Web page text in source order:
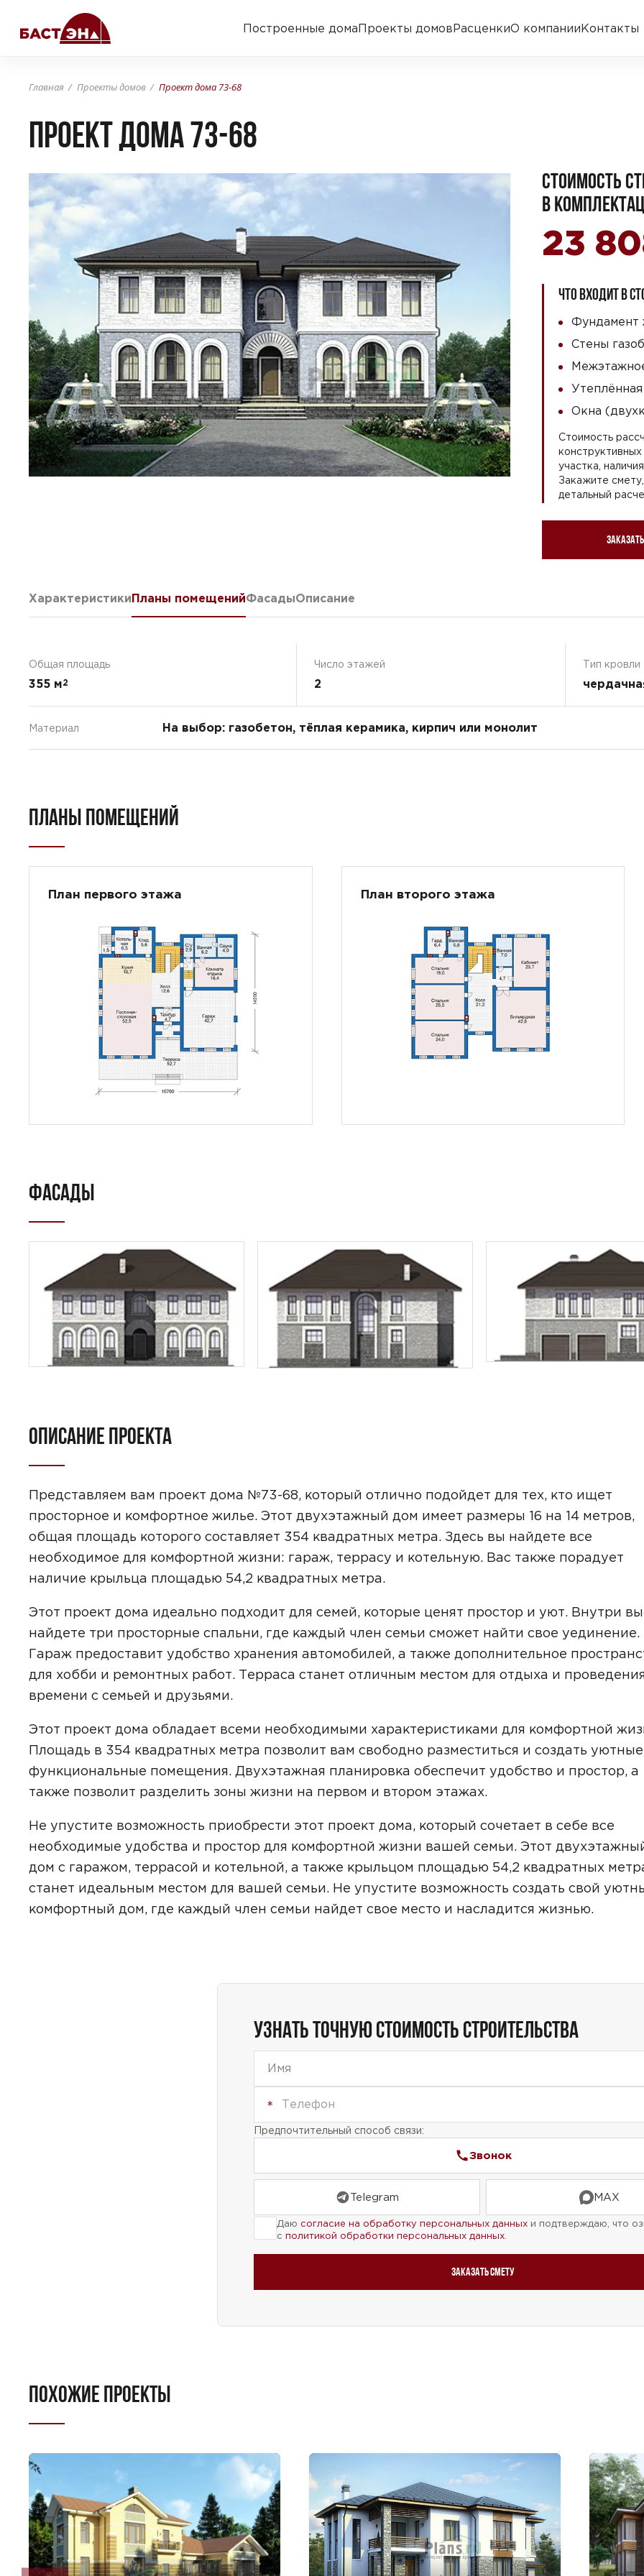
Построенные домаПроекты домовРасценкиО компанииКонтакты
Главная Проекты домов Проект дома 73-68
Проект дома 73-68
СТОИМОСТЬ
В
23
ЧТО ВХОДИТ В
Фундамент
Стены
Окна
Стоимость
участка,
Закажите
детальный
ХарактеристикиПланы помещенийФасадыОписание
Общая площадь
355 м2
Число этажей
2
Тип кровли
Материал На выбор: газобетон, тёплая керамика, кирпич или монолит
ПЛАНЫ ПОМЕЩЕНИЙ
План первого этажа План второго этажа
ФАСАДЫ
ОПИСАНИЕ ПРОЕКТА
Представляем вам проект дома №73-68, который отлично подойдет для тех, кто ищет
просторное и комфортное жилье. Этот двухэтажный дом имеет размеры 16 на 14 метров,
общая площадь которого составляет 354 квадратных метра. Здесь вы найдете все
необходимое для комфортной жизни: гараж, террасу и котельную. Вас также порадует
наличие крыльца площадью 54,2 квадратных метра.
Этот проект дома идеально подходит для семей, которые ценят простор и уют. Внутри вы
найдете три просторные спальни, где каждый член семьи сможет найти свое уединение.
Гараж предоставит удобство хранения автомобилей, а также дополнительное
для хобби и ремонтных работ. Терраса станет отличным местом для отдыха и
времени с семьей и друзьями.
Этот проект дома обладает всеми необходимыми характеристиками для комфортной
Площадь в 354 квадратных метра позволит вам свободно разместиться и создать
функциональные помещения. Двухэтажная планировка обеспечит удобство и простор, а
также позволит разделить зоны жизни на первом и втором этажах.
Не упустите возможность приобрести этот проект дома, который сочетает в себе все
необходимые удобства и простор для комфортной жизни вашей семьи. Этот
дом с гаражом, террасой и котельной, а также крыльцом площадью 54,2 квадратных
станет идеальным местом для вашей семьи. Не упустите возможность создать свой
комфортный дом, где каждый член семьи найдет свое место и насладится жизнью.
УЗНАТЬ ТОЧНУЮ СТОИМОСТЬ СТРОИТЕЛЬСТВА
Предпочтительный способ связи:
Звонок
Telegram MAX
Даю согласие на обработку персональных данных и подтверждаю, что
с политикой обработки персональных данных
Заказать смету
ПОХОЖИЕ ПРОЕКТЫ
УЗНАТЬ ТОЧНУЮ СТОИМОСТЬ СТРОИТЕЛЬСТВА
Предпочтительный способ связи:
Звонок
Telegram MAX
Даю согласие на обработку персональных данныхи подтверждаю, что
Рассчитать стоимость